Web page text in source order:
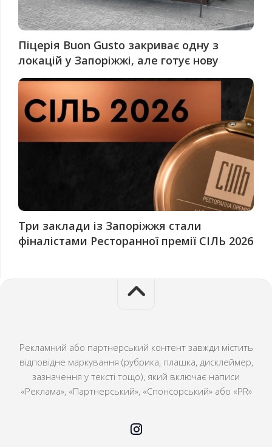
Піцерія Buon Gusto закриває одну з
локацій у Запоріжжі, але готує нову
Три заклади із Запоріжжя стали
фіналістами Ресторанної премії СІЛЬ 2026
Рекламний або партнерський контент завжди містить
відповідне маркування (рубрика, плашка, дисклеймер,
зазначення у тексті тощо), який включає написи
«Реклама», «Партнерський», «Спонсорський» або «PR»